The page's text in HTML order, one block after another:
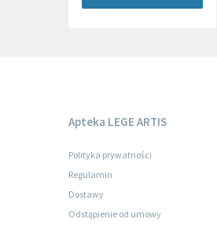
Apteka LEGE ARTIS
Polityka prywatności
Regulamin
Dostawy
Odstąpienie od umowy